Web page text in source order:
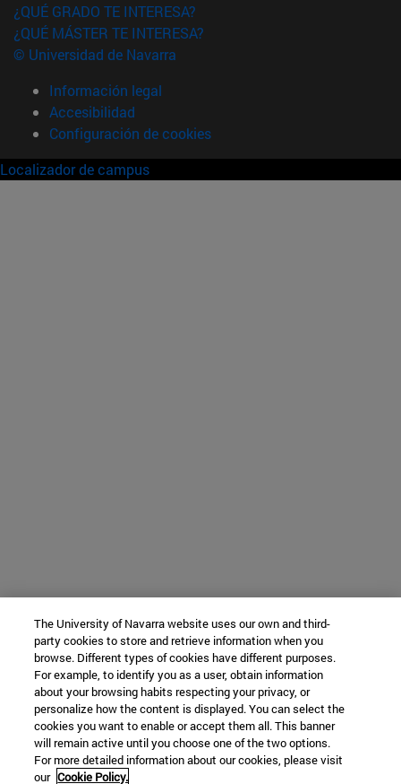
¿QUÉ GRADO TE INTERESA?
¿QUÉ MÁSTER TE INTERESA?
© Universidad de Navarra
Información legal
Accesibilidad
Configuración de cookies
Localizador de campus
The University of Navarra website uses our own and third-
party cookies to store and retrieve information when you
browse. Different types of cookies have different purposes.
For example, to identify you as a user, obtain information
about your browsing habits respecting your privacy, or
personalize how the content is displayed. You can select the
cookies you want to enable or accept them all. This banner
will remain active until you choose one of the two options.
For more detailed information about our cookies, please visit
our Cookie Policy.